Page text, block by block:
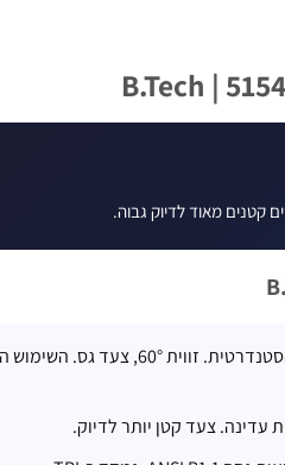
קטנים מאוד לדיוק גבוה.
– ההברגה המטרית הסטנדרטית. זווית 60°,
עדינה. צעד קטן יותר לדיוק.